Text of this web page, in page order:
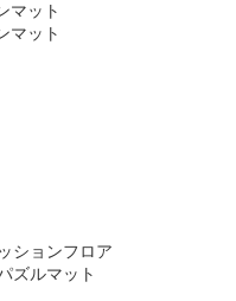
マット
マット
ションフロア
ズルマット